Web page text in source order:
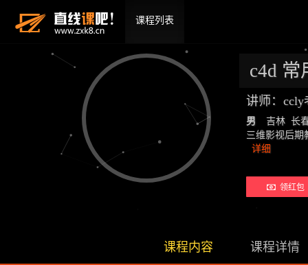
课程列表
c4d 常
讲师：ccly
男
吉林 长
三维影视后期
详细
领红包
课程内容 课程详情